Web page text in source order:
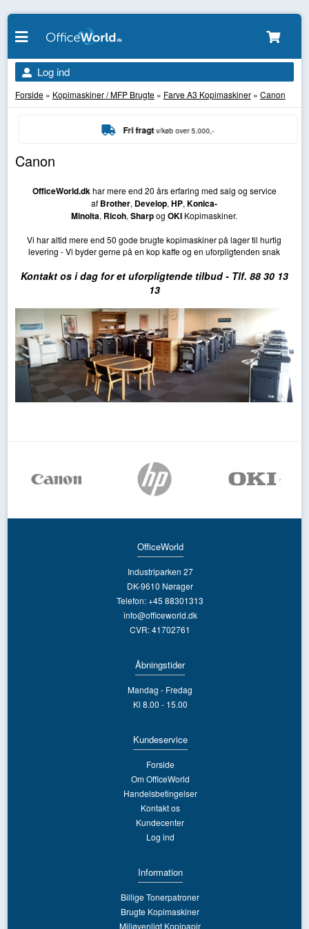
Log ind
Forside» Kopimaskiner / MFP Brugte» Farve A3 Kopimaskiner» Canon
Fri fragt v/køb over 5.000,-
Canon
OfficeWorld.dkhar mere end 20 års erfaring med salg og service
af Brother, Develop,HP,Konica-
Minolta, Ricoh,SharpogOKI Kopimaskiner.
Vi har altid mere end 50 gode brugte kopimaskiner på lager til hurtig
levering - Vi byder gerne på en kop kaffe og en uforpligtenden snak
Kontakt os i dag for et uforpligtende tilbud - Tlf. 88 30 13
13
OfficeWorld
Industriparken 27
DK-9610 Nørager
Telefon: +45 88301313
info@officeworld.dk
CVR: 41702761
Åbningstider
Mandag - Fredag
Kl 8.00 - 15.00
Kundeservice
Forside
Om OfficeWorld
Handelsbetingelser
Kontakt os
Kundecenter
Log ind
Information
Billige Tonerpatroner
Brugte Kopimaskiner
Miljøvenligt Kopipapir